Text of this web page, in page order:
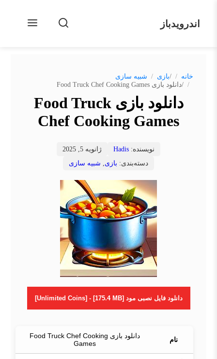
اندرویدباز
خانه /بازی
شبیه سازی
/دانلود بازی Food Truck Chef Cooking Games
دانلود بازی Food Truck
Chef Cooking Games
نویسنده: Hadis
ژانویه 5, 2025
دسته‌بندی: بازی, شبیه سازی
دانلود فایل نصبی مود [Unlimited Coins] - [175.4 MB]
نام
دانلود بازی Food Truck Chef Cooking
Games